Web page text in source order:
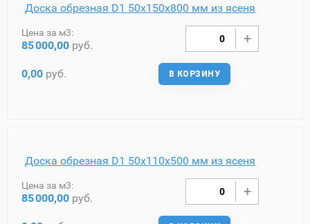
Доска обрезная D1 50х150х800 мм из ясеня
Цена за м3:
85000,00 руб.
0,00 руб. В КОРЗИНУ
Доска обрезная D1 50х110х500 мм из ясеня
Цена за м3:
85000,00 руб.